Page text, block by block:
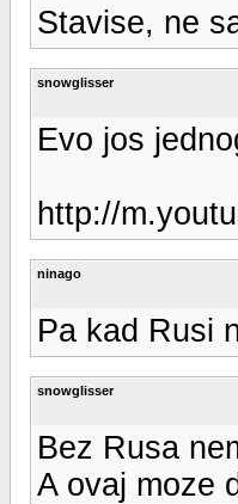
Stavise, ne
snowglisser
Evo jos
http://
ninago
Pa kad Rusi
snowglisser
Bez Rusa
A ovaj moze